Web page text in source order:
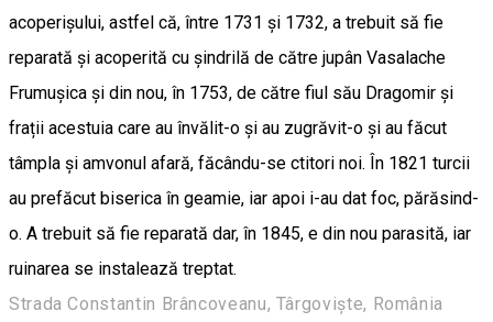
acoperișului, astfel că, între 1731 și 1732, a trebuit să fie
reparată și acoperită cu șindrilă de către jupân Vasalache
Frumușica și din nou, în 1753, de către fiul său Dragomir și
frații acestuia care au învălit-o și au zugrăvit-o și au făcut
tâmpla și amvonul afară, făcându-se ctitori noi. În 1821 turcii
au prefăcut biserica în geamie, iar apoi i-au dat foc, părăsind-
o. A trebuit să fie reparată dar, în 1845, e din nou parasită, iar
ruinarea se instalează treptat.
Strada Constantin Brâncoveanu, Târgoviște, România